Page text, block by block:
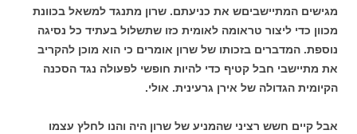
מגישים המתיישביםש את כניעתם. שרון מתנגד למשאל בכוונת
מכוון כדי ליצור טראומה לאומית כזו שתשלול בעתיד כל נסיגה
נוספת. המדברים בזכותו של שרון אומרים כי הוא מוכן להקריב
את מתיישבי חבל קטיף כדי להיות חופשי לפעולה נגד הסכנה
הקיומית הגדולה של אירן גרעינית. אולי.
אבל קיים חשש רציני שהמניע של שרון היה והנו לחלץ עצמו